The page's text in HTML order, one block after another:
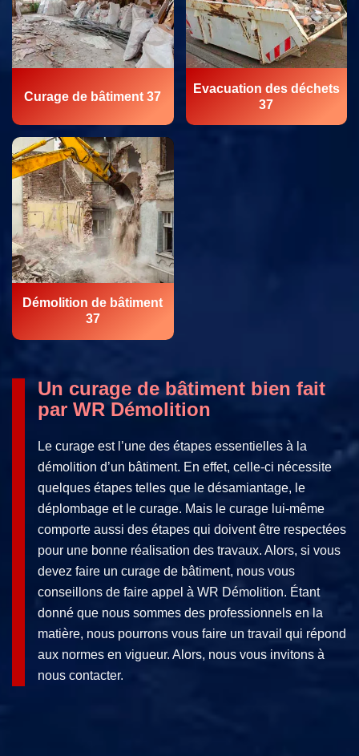
Curage de bâtiment 37
Evacuation des déchets
37
Démolition de bâtiment
37
Un curage de bâtiment bien fait
par WR Démolition
Le curage est l’une des étapes essentielles à la
démolition d’un bâtiment. En effet, celle-ci nécessite
quelques étapes telles que le désamiantage, le
déplombage et le curage. Mais le curage lui-même
comporte aussi des étapes qui doivent être respectées
pour une bonne réalisation des travaux. Alors, si vous
devez faire un curage de bâtiment, nous vous
conseillons de faire appel à WR Démolition. Étant
donné que nous sommes des professionnels en la
matière, nous pourrons vous faire un travail qui répond
aux normes en vigueur. Alors, nous vous invitons à
nous contacter.